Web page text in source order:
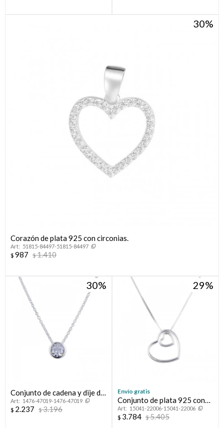
30
Corazón de plata 925 con circonias.
51815-84497-51815-84497
$ 987 $1.410
30
Conjunto de cadena y dije de
plata 925 rodinada, PUNTO
DE LUZ.
1476-47019-1476-47019
$ 2.237 $3.196
29
Envío gratis
Conjunto de plata 925 con
dije, AMORE MIO.
15041-22006-15041-22006
$ 3.784 $5.405
Comprá ahora y Pagá
Después, hasta en 12
¡Sumate a la forma más ágil de comprar!
* sujeto aprobación crediticia.
Verifica si estás calificado para comprar con Pago
Después:
Estás calificado para comprar usando Pago